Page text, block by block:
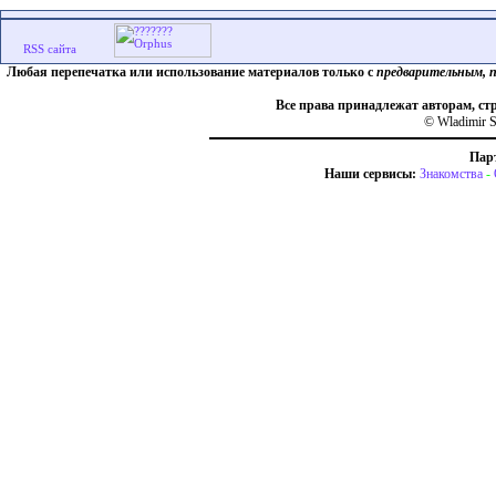
Любая перепечатка или использование материалов только с предварительным,
Все права принадлежат авторам,
© Wladimir
Наши сервисы: Знакомства -